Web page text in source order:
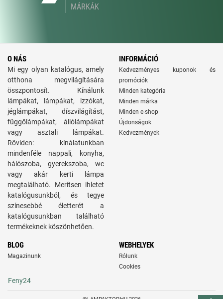
MÁRKÁK
O NÁS
Mi egy olyan katalógus, amely
otthona megvilágítására
összpontosít. Kínálunk
lámpákat, lámpákat, izzókat,
jéglámpákat, díszvilágítást,
függőlámpákat, állólámpákat
vagy asztali lámpákat.
Röviden: kínálatunkban
mindenféle nappali, konyha,
hálószoba, gyerekszoba, wc
vagy akár kerti lámpa
megtalálható. Merítsen ihletet
katalógusunkból, és tegye
színesebbé életterét a
katalógusunkban található
termékeknek köszönhetően.
INFORMÁCIÓ
Kedvezményes kuponok és
promóciók
Minden kategória
Minden márka
Minden e-shop
Újdonságok
Kedvezmények
BLOG
Magazinunk
WEBHELYEK
Rólunk
Cookies
Feny24